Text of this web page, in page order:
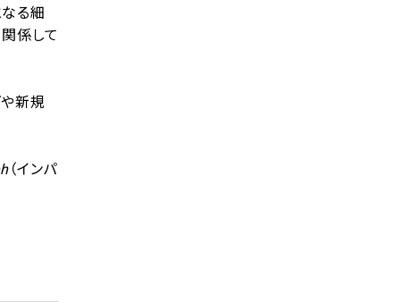
なる細
係して
新規
（インパ